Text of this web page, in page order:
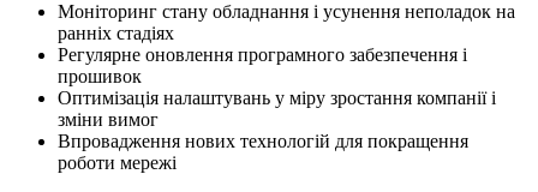
Моніторинг стану обладнання і усунення неполадок на
ранніх стадіях
Регулярне оновлення програмного забезпечення і
прошивок
Оптимізація налаштувань у міру зростання компанії і
зміни вимог
Впровадження нових технологій для покращення
роботи мережі